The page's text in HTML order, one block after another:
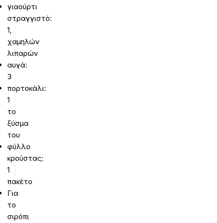
γιαούρτι
στραγγιστό:
1,
χαμηλών
λιπαρών
αυγά:
3
πορτοκάλι:
1
το
ξύσμα
του
φύλλο
κρούστας:
1
πακέτο
Για
το
σιρόπι